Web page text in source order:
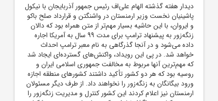
دیدار هفته گذشته الهام علی‌اف رئیس ‌جمهور آذربایجان با نیکول
پاشینیان نخست ‌وزیر ارمنستان در واشنگتن و قرارداد صلح باکو
و ایروان، با این حاشیه بسیار مهم‌تر از متن همراه بود که دالان
زنگه‌زور به پیشنهاد ترامپ برای مدت 99 سال به آمریکا اجاره
داده می‌شود و در آنجا گذرگاهی به نام معبر ترامپ احداث
خواهد شد. در پی این رویداد، واکنش‌های گسترده‌ای ایجاد شد
که مهم‌ترین آنها مربوط به مخالفت جمهوری اسلامی ایران و
روسیه بود که هر دو کشور تأکید داشتند کشورهای منطقه اجازه
ورود بیگانگان به زنگه‌زور را نخواهند داد. از طرف دیگر مسئولان
ارمنستان نیز اعلام کردند این کشور کنترل و مدیریت زنگه‌زور را